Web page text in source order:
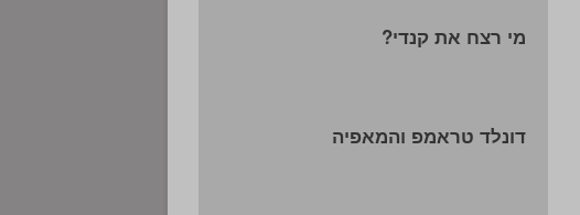
מי רצח את קנדי?
דונלד טראמפ והמאפיה